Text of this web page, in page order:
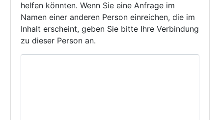
helfen könnten. Wenn Sie eine Anfrage im
Namen einer anderen Person einreichen, die im
Inhalt erscheint, geben Sie bitte Ihre Verbindung
zu dieser Person an.